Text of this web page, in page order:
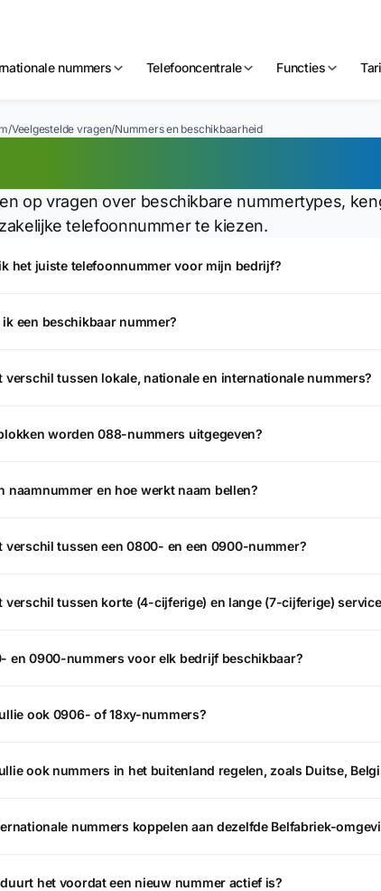
nummers Telefooncentrale Functies
/Veelgestelde vragen/Nummers en beschikbaarheid
op vragen over beschikbare nummertypes,
telefoonnummer te kiezen.
het juiste telefoonnummer voor mijn bedrijf?
ik een beschikbaar nummer?
verschil tussen lokale, nationale en internationale nummers?
worden 088-nummers uitgegeven?
naamnummer en hoe werkt naam bellen?
verschil tussen een 0800- en een 0900-nummer?
verschil tussen korte (4-cijferige) en lange (7-cijferige)
en 0900-nummers voor elk bedrijf beschikbaar?
ook 0906- of 18xy-nummers?
ook nummers in het buitenland regelen, zoals Duitse,
nummers koppelen aan dezelfde Belfabriek-
het voordat een nieuw nummer actief is?